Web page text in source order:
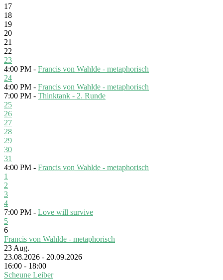
17
18
19
20
21
22
23
4:00 PM - Francis von Wahlde - metaphorisch
24
4:00 PM - Francis von Wahlde - metaphorisch
7:00 PM - Thinktank - 2. Runde
25
26
27
28
29
30
31
4:00 PM - Francis von Wahlde - metaphorisch
1
2
3
4
7:00 PM - Love will survive
5
6
Francis von Wahlde - metaphorisch
23Aug.
23.08.2026 - 20.09.2026
16:00 - 18:00
Scheune Leiber